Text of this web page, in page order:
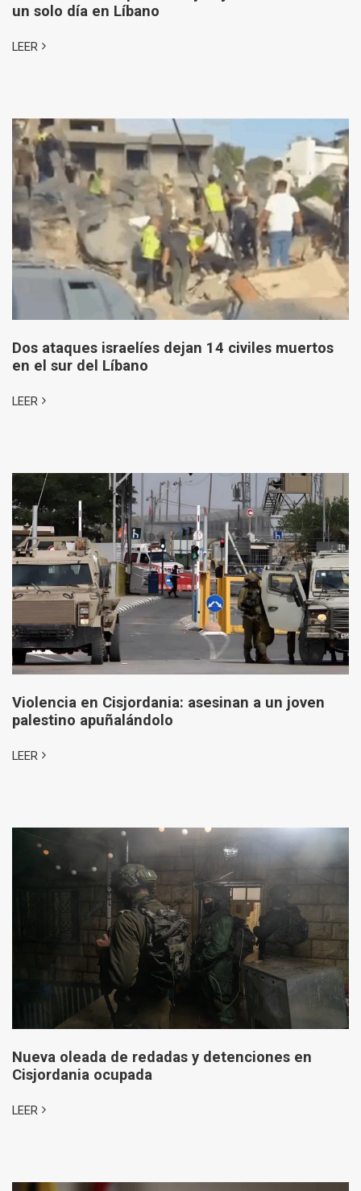
un solo día en Líbano
LEER
Dos ataques israelíes dejan 14 civiles muertos
en el sur del Líbano
LEER
Violencia en Cisjordania: asesinan a un joven
palestino apuñalándolo
LEER
Nueva oleada de redadas y detenciones en
Cisjordania ocupada
LEER